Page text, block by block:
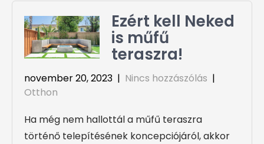
Ezért kell Neked
is műfű
teraszra!
november 20, 2023 | Nincs hozzászólás |
Otthon
Ha még nem hallottál a műfű teraszra
történő telepítésének koncepciójáról, akkor